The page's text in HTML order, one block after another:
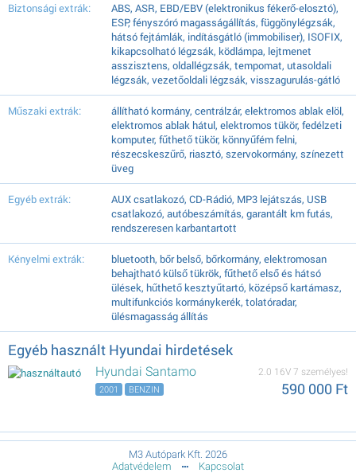
Biztonsági extrák:
ABS, ASR, EBD/EBV (elektronikus fékerő-elosztó),
ESP, fényszóró magasságállítás, függönylégzsák,
hátsó fejtámlák, indításgátló (immobiliser), ISOFIX,
kikapcsolható légzsák, ködlámpa, lejtmenet
asszisztens, oldallégzsák, tempomat, utasoldali
légzsák, vezetőoldali légzsák, visszagurulás-gátló
Műszaki extrák:
állítható kormány, centrálzár, elektromos ablak elöl,
elektromos ablak hátul, elektromos tükör, fedélzeti
komputer, fűthető tükör, könnyűfém felni,
részecskeszűrő, riasztó, szervokormány, színezett
üveg
Egyéb extrák:
AUX csatlakozó, CD-Rádió, MP3 lejátszás, USB
csatlakozó, autóbeszámítás, garantált km futás,
rendszeresen karbantartott
Kényelmi extrák:
bluetooth, bőr belső, bőrkormány, elektromosan
behajtható külső tükrök, fűthető első és hátsó
ülések, hűthető kesztyűtartó, középső kartámasz,
multifunkciós kormánykerék, tolatóradar,
ülésmagasság állítás
Egyéb használt Hyundai hirdetések
Hyundai Santamo 2.0 16V 7 személyes!
590 000 Ft
2001 BENZIN
M3 Autópark Kft. 2026
Adatvédelem
Kapcsolat